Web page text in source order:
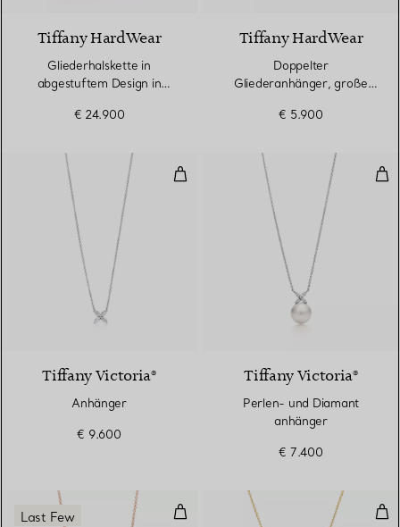
Tiffany HardWear
Gliederhalskette in
abgestuftem Design in
€ 24.900
Tiffany HardWear
Doppelter
Gliederanhänger, große
€ 5.900
Anhänger
2 Materialien
Tiffany Victoria®
Anhänger
€ 9.600
Tiffany Victoria®
Perlen- und Diamant
anhänger
€ 7.400
Herz & Pfeil Anhänger
Last Few